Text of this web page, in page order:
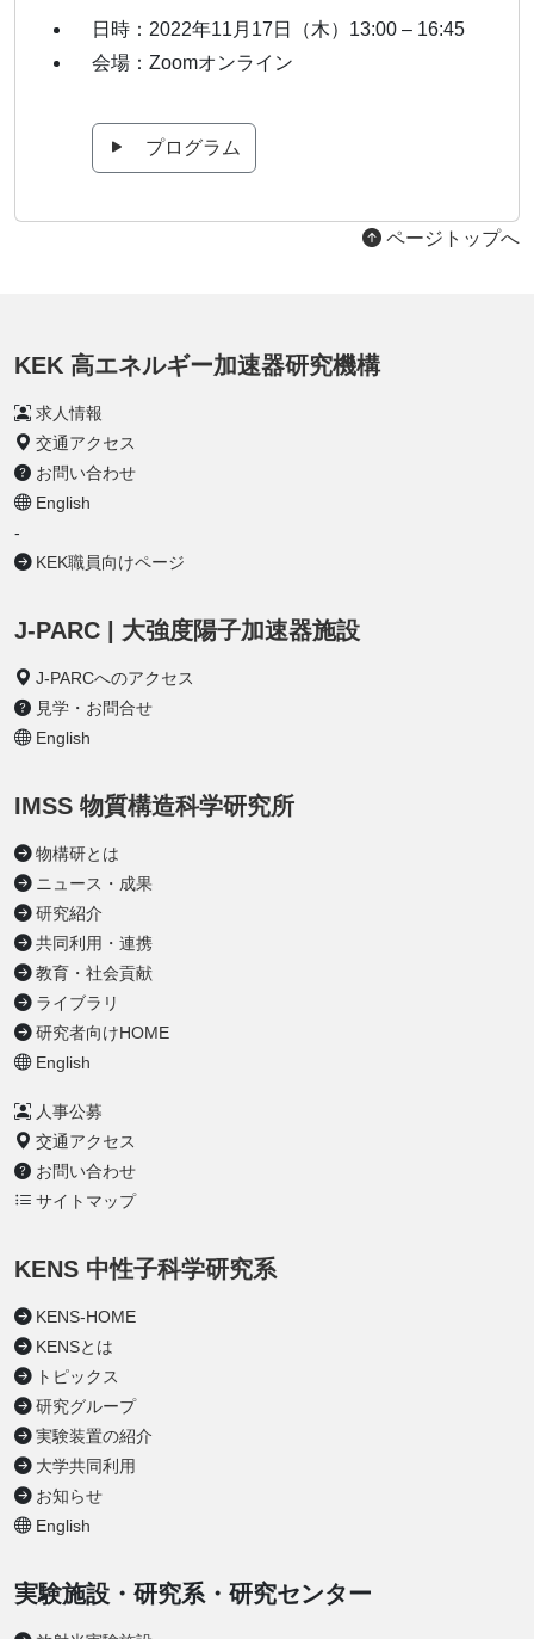
日時：2022年11月17日（木）13:00 – 16:45
会場：Zoomオンライン
プログラム
ページトップへ
KEK 高エネルギー加速器研究機構
求人情報
交通アクセス
お問い合わせ
English
-
KEK職員向けページ
J-PARC | 大強度陽子加速器施設
J-PARCへのアクセス
見学・お問合せ
English
IMSS 物質構造科学研究所
物構研とは
ニュース・成果
研究紹介
共同利用・連携
教育・社会貢献
ライブラリ
研究者向けHOME
English
人事公募
交通アクセス
お問い合わせ
サイトマップ
KENS 中性子科学研究系
KENS-HOME
KENSとは
トピックス
研究グループ
実験装置の紹介
大学共同利用
お知らせ
English
実験施設・研究系・研究センター